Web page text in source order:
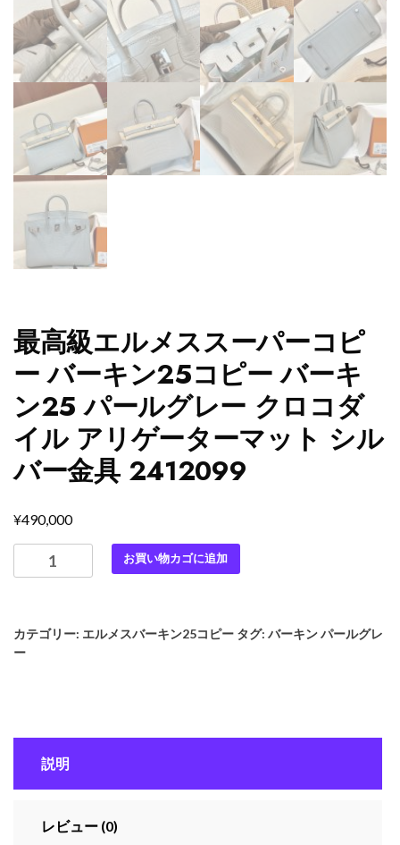
最高級エルメススーパーコピ
ー バーキン25コピー バーキ
ン25 パールグレー クロコダ
イル アリゲーターマット シル
バー金具 2412099
¥490,000
高
ル
コ
お買い物カゴに追加
カテゴリー: エルメスバーキン25コピー タグ: バーキン パールグレ
ー
説明
レビュー (0)